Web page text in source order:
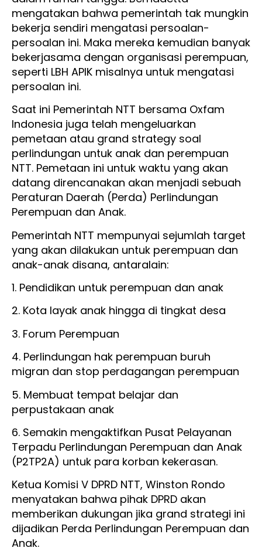
mengatakan bahwa pemerintah tak mungkin
bekerja sendiri mengatasi persoalan-
persoalan ini. Maka mereka kemudian banyak
bekerjasama dengan organisasi perempuan,
seperti LBH APIK misalnya untuk mengatasi
persoalan ini.
Saat ini Pemerintah NTT bersama Oxfam
Indonesia juga telah mengeluarkan
pemetaan atau grand strategy soal
perlindungan untuk anak dan perempuan
NTT. Pemetaan ini untuk waktu yang akan
datang direncanakan akan menjadi sebuah
Peraturan Daerah (Perda) Perlindungan
Perempuan dan Anak.
Pemerintah NTT mempunyai sejumlah target
yang akan dilakukan untuk perempuan dan
anak-anak disana, antaralain:
1. Pendidikan untuk perempuan dan anak
2. Kota layak anak hingga di tingkat desa
3. Forum Perempuan
4. Perlindungan hak perempuan buruh
migran dan stop perdagangan perempuan
5. Membuat tempat belajar dan
perpustakaan anak
6. Semakin mengaktifkan Pusat Pelayanan
Terpadu Perlindungan Perempuan dan Anak
(P2TP2A) untuk para korban kekerasan.
Ketua Komisi V DPRD NTT, Winston Rondo
menyatakan bahwa pihak DPRD akan
memberikan dukungan jika grand strategi ini
dijadikan Perda Perlindungan Perempuan dan
Anak.